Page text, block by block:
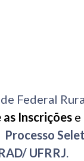
Federal
Inscrições e
Processo
UFRRJ.